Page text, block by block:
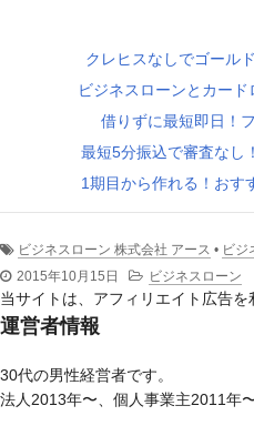
クレヒスなしでゴール
ビジネスローンとカー
借りずに最短即日！
最短5分振込で審査なし
1期目から作れる！おす
ビジネスローン 株式会社 アース • ビジ
2015年10月15日
ビジネスローン
当サイトは、アフィリエイト広告を
運営者情報
30代の男性経営者です。
法人2013年〜、個人事業主2011年〜